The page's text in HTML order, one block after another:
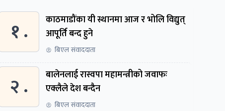
१ .
काठमाडौंका यी स्थानमा आज र भोलि विद्युत्
आपूर्ति बन्द हुने
बिएल संवाददाता
२ .
बालेनलाई रास्वपा महामन्त्रीको जवाफः
एक्लैले देश बन्दैन
बिएल संवाददाता